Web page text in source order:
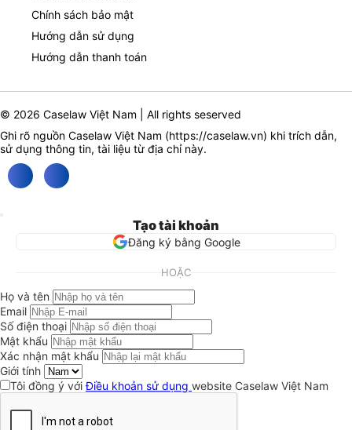
Chính sách bảo mật
Hướng dẫn sử dụng
Hướng dẫn thanh toán
© 2026 Caselaw Việt Nam | All rights seserved
Ghi rõ nguồn Caselaw Việt Nam (https://caselaw.vn) khi trích dẫn,
sử dụng thông tin, tài liệu từ địa chỉ này.
Tạo tài khoản
Đăng ký bằng Google
HOẶC
Họ và tên
Email
Số điện thoại
Mật khẩu
Xác nhận mật khẩu
Giới tính
Tôi đồng ý vớiĐiều khoản sử dụng website Caselaw Việt Nam